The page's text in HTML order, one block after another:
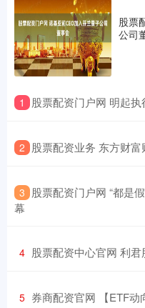
股票
公司
1 股票配资门户网 明起执
2 股票配资业务 东方财
3 股票配资门户网 “都是
幕
4 股票配资中心官网 利君
5 券商配资官网 【ETF